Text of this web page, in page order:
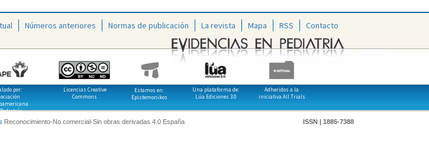
Números anteriores Normas de publicación La revista Mapa RSS Contacto
por:
Licencias Creative
Commons
Estamos en:
Epistemonikos
Una plataforma de:
Lúa Ediciones 3.0
Adheridos a la
iniciativa All Trials
Reconocimiento-No comercial-Sin obras derivadas 4.0 España ISSN | 1885-7388